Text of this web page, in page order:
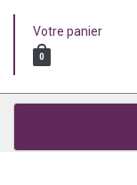
Votre panier
0